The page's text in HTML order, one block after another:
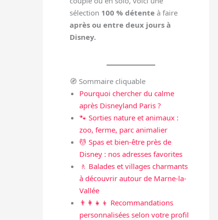
sélection 100 % détente à faire
après ou entre deux jours à
Disney.
🧭 Sommaire cliquable
Pourquoi chercher du calme
après Disneyland Paris ?
🐾 Sorties nature et animaux :
zoo, ferme, parc animalier
💆 Spas et bien-être près de
Disney : nos adresses favorites
🚶 Balades et villages charmants
à découvrir autour de Marne-la-
Vallée
👨‍👩‍👧‍👦 Recommandations
personnalisées selon votre profil